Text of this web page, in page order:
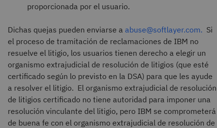
proporcionada por el usuario.
Dichas quejas pueden enviarse a abuse@softlayer.com. Si
el proceso de tramitación de reclamaciones de IBM no
resuelve el litigio, los usuarios tienen derecho a elegir un
organismo extrajudicial de resolución de litigios (que esté
certificado según lo previsto en la DSA) para que les ayude
a resolver el litigio. El organismo extrajudicial de resolución
de litigios certificado no tiene autoridad para imponer una
resolución vinculante del litigio, pero IBM se comprometerá
de buena fe con el organismo extrajudicial de resolución de